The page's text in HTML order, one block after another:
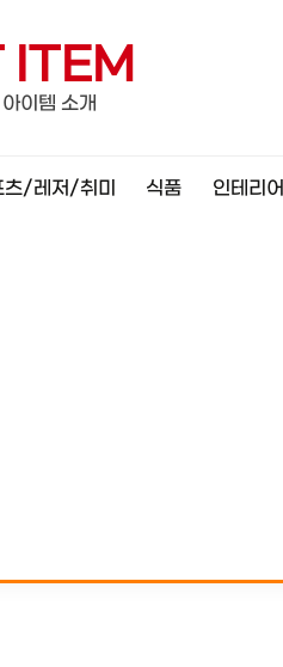
ITEM
이템 소개
츠/레저/취미 식품 인테리어